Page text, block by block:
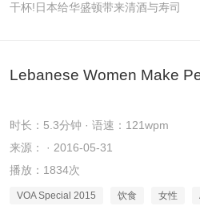
干杯!日本给华盛顿带来清酒与寿司
Lebanese Women Make
时长：5.3分钟 · 语速：121wpm
来源： · 2016-05-31
播放：1834次
VOA Special 2015 饮食 女性